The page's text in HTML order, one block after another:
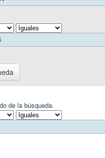
de la búsqueda.